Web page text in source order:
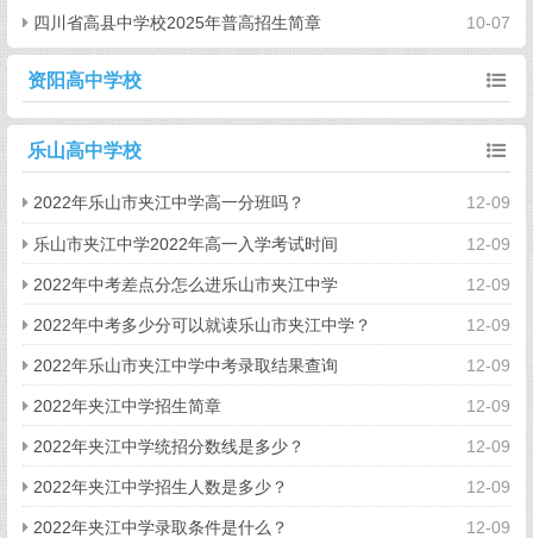
10-07
四川省高县中学校2025年普高招生简章
资阳高中学校
乐山高中学校
12-09
2022年乐山市夹江中学高一分班吗？
12-09
乐山市夹江中学2022年高一入学考试时间
12-09
2022年中考差点分怎么进乐山市夹江中学
12-09
2022年中考多少分可以就读乐山市夹江中学？
12-09
2022年乐山市夹江中学中考录取结果查询
12-09
2022年夹江中学招生简章
12-09
2022年夹江中学统招分数线是多少？
12-09
2022年夹江中学招生人数是多少？
12-09
2022年夹江中学录取条件是什么？